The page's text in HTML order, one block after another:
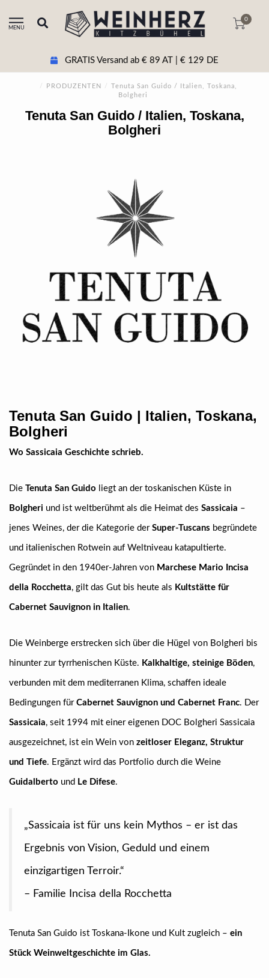
MENU
0
GRATIS Versand ab € 89 AT | € 129 DE
/ PRODUZENTEN /
Tenuta San Guido / Italien, Toskana,
Bolgheri
Tenuta San Guido / Italien, Toskana,
Bolgheri
Tenuta San Guido | Italien, Toskana,
Bolgheri
Wo Sassicaia Geschichte schrieb.
Die Tenuta San Guido liegt an der toskanischen Küste in
Bolgheri und ist weltberühmt als die Heimat des Sassicaia –
jenes Weines, der die Kategorie der Super-Tuscans begründete
und italienischen Rotwein auf Weltniveau katapultierte.
Gegründet in den 1940er-Jahren von Marchese Mario Incisa
della Rocchetta, gilt das Gut bis heute als Kultstätte für
Cabernet Sauvignon in Italien.
Die Weinberge erstrecken sich über die Hügel von Bolgheri bis
hinunter zur tyrrhenischen Küste. Kalkhaltige, steinige Böden,
verbunden mit dem mediterranen Klima, schaffen ideale
Bedingungen für Cabernet Sauvignon und Cabernet Franc. Der
Sassicaia, seit 1994 mit einer eigenen DOC Bolgheri Sassicaia
ausgezeichnet, ist ein Wein von zeitloser Eleganz, Struktur
und Tiefe. Ergänzt wird das Portfolio durch die Weine
Guidalberto und Le Difese.
„Sassicaia ist für uns kein Mythos – er ist das
Ergebnis von Vision, Geduld und einem
einzigartigen Terroir.“
– Familie Incisa della Rocchetta
Tenuta San Guido ist Toskana-Ikone und Kult zugleich – ein
Stück Weinweltgeschichte im Glas.